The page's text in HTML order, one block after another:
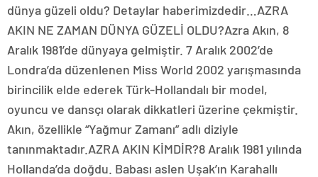
dünya güzeli oldu? Detaylar haberimizdedir…AZRA
AKIN NE ZAMAN DÜNYA GÜZELİ OLDU?Azra Akın, 8
Aralık 1981’de dünyaya gelmiştir. 7 Aralık 2002’de
Londra’da düzenlenen Miss World 2002 yarışmasında
birincilik elde ederek Türk-Hollandalı bir model,
oyuncu ve dansçı olarak dikkatleri üzerine çekmiştir.
Akın, özellikle “Yağmur Zamanı” adlı diziyle
tanınmaktadır.AZRA AKIN KİMDİR?8 Aralık 1981 yılında
Hollanda’da doğdu. Babası aslen Uşak’ın Karahallı